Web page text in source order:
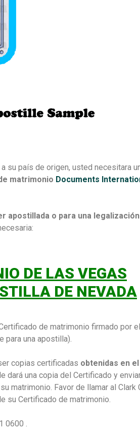
su país de origen, usted necesitara
matrimonio Documents
apostillada o para una
DE LAS VEGAS
DE NEVADA
de matrimonio firmado por
para una apostilla).
copias certificadas obtenidas en
dará una copia del Certificado y
matrimonio. Favor de llamar al Clark
su Certificado de matrimonio.
0600 .